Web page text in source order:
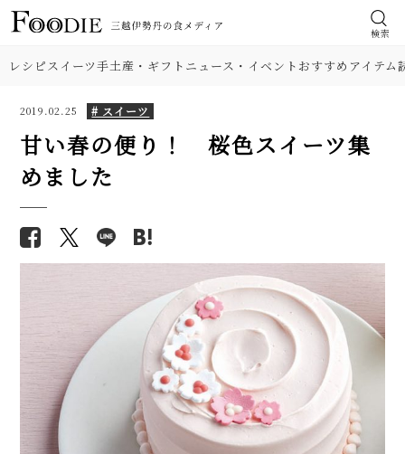
検索
レシピスイーツ手土産・ギフト ニュース・イベントおすすめアイテム
2019.02.25 # スイーツ
甘い春の便り！ 桜色スイーツ集
めました